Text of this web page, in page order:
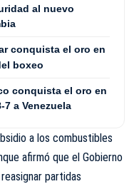
al nuevo
conquista el oro en
boxeo
conquista el oro en
7 a Venezuela
a los combustibles
afirmó que el Gobierno
partidas